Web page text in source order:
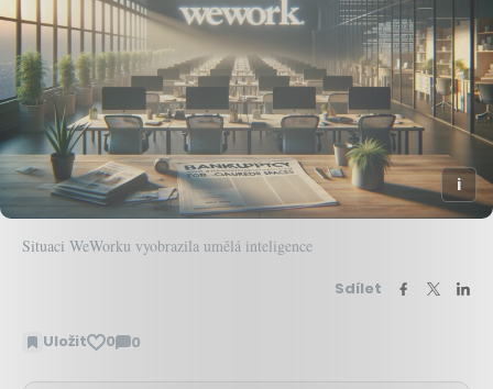
Situaci WeWorku vyobrazila umělá inteligence
Sdílet
Uložit 0 0
Zobrazit